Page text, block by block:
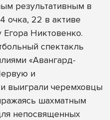
результативным в
очка, 22 в активе
Никтовенко.
спектакль
«Авангард-
и
выиграли черемховцы
шахматным
непосвященных